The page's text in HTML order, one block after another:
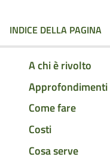
INDICE DELLA PAGINA
A chi è rivolto
Approfondimenti
Come fare
Costi
Cosa serve